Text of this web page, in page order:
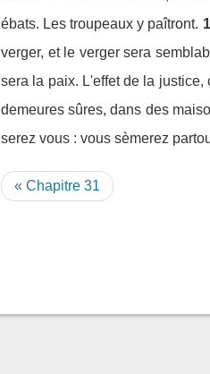
ébats. Les troupeaux y paîtront.
verger, et le verger sera
sera la paix. L'effet de la
demeures sûres, dans des
serez vous : vous sèmerez
« Chapitre 31